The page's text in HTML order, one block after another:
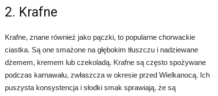
2. Krafne
Krafne, znane również jako pączki, to popularne chorwackie
ciastka. Są one smażone na głębokim tłuszczu i nadziewane
dżemem, kremem lub czekoladą. Krafne są często spożywane
podczas karnawału, zwłaszcza w okresie przed Wielkanocą. Ich
puszysta konsystencja i słodki smak sprawiają, że są